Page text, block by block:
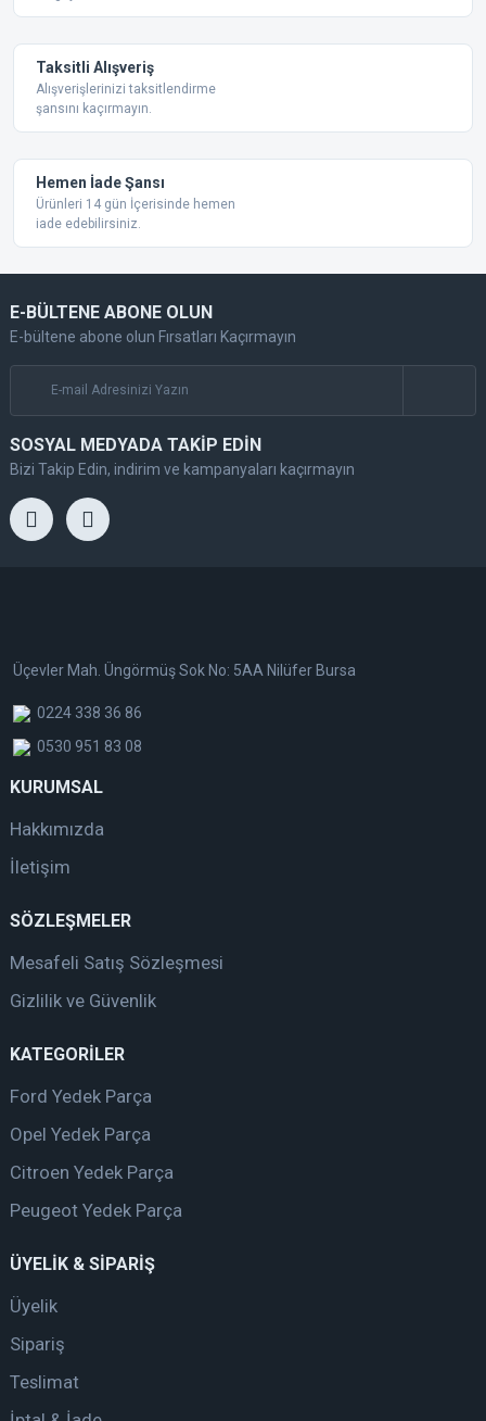
Taksitli Alışveriş
Alışverişlerinizi taksitlendirme
şansını kaçırmayın.
Hemen İade Şansı
Ürünleri 14 gün İçerisinde hemen
iade edebilirsiniz.
E-BÜLTENE ABONE OLUN
E-bültene abone olun Fırsatları Kaçırmayın
SOSYAL MEDYADA TAKİP EDİN
Bizi Takip Edin, indirim ve kampanyaları kaçırmayın
Üçevler Mah. Üngörmüş Sok No: 5AA Nilüfer Bursa
0224 338 36 86
0530 951 83 08
KURUMSAL
Hakkımızda
İletişim
SÖZLEŞMELER
Mesafeli Satış Sözleşmesi
Gizlilik ve Güvenlik
KATEGORİLER
Ford Yedek Parça
Opel Yedek Parça
Citroen Yedek Parça
Peugeot Yedek Parça
ÜYELİK & SİPARİŞ
Üyelik
Sipariş
Teslimat